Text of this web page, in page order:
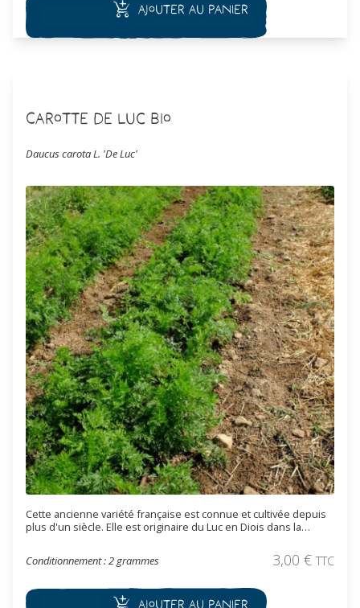
Ajouter au panier
Carotte de Luc Bio
Daucus carota L. 'De Luc'
Cette ancienne variété française est connue et cultivée depuis
plus d'un siècle. Elle est originaire du Luc en Diois dans la
à rouge. La chair est fine avec un bon goût et très peu fibreuse
(idéale pour faire des jus). Elle est précoce, productive et avec
Conditionnement : 2 grammes 3,00 € TTC
Ajouter au panier